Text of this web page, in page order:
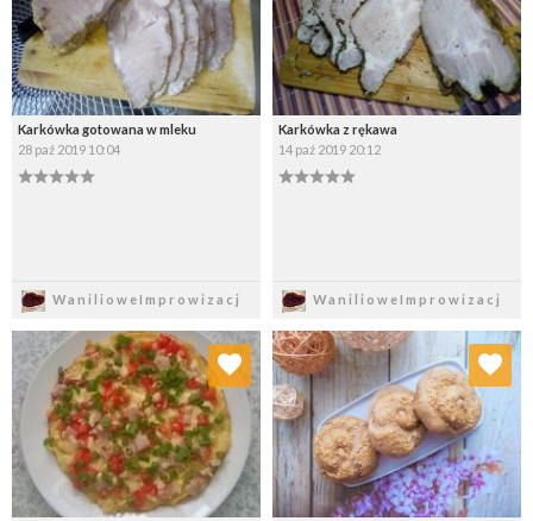
Karkówka gotowana w mleku
28 paź 2019 10:04
WanilioweImprowizacj
Karkówka z rękawa
14 paź 2019 20:12
WanilioweImprowizacj
Dodaj do ulubionych
Wybierz listę:
Dodaj do ulubionych
Wybierz listę: